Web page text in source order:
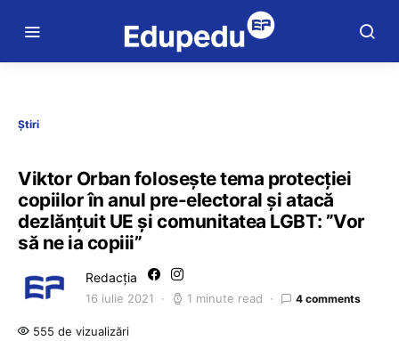
Știri
Viktor Orban folosește tema protecției
copiilor în anul pre-electoral și atacă
dezlănțuit UE și comunitatea LGBT: ”Vor
să ne ia copiii”
Redacția
16 iulie 2021 1 minute read 4 comments
555 de vizualizări